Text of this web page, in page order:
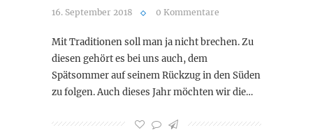
16. September 2018 0 Kommentare
Mit Traditionen soll man ja nicht brechen. Zu
diesen gehört es bei uns auch, dem
Spätsommer auf seinem Rückzug in den Süden
zu folgen. Auch dieses Jahr möchten wir die…